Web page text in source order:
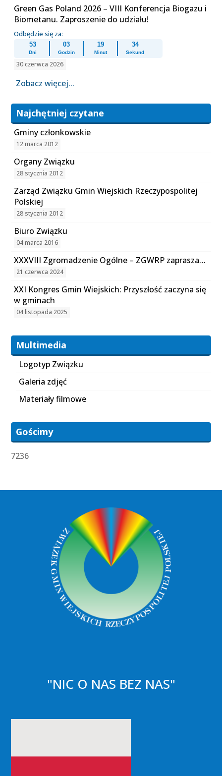
Green Gas Poland 2026 – VIII Konferencja Biogazu i
Biometanu. Zaproszenie do udziału!
Odbędzie się za:
53
Dni
03
Godzin
19
Minut
33
Sekund
30 czerwca 2026
Zobacz więcej...
Najchętniej czytane
Gminy członkowskie
12 marca 2012
Organy Związku
28 stycznia 2012
Zarząd Związku Gmin Wiejskich Rzeczypospolitej
Polskiej
28 stycznia 2012
Biuro Związku
04 marca 2016
XXXVIII Zgromadzenie Ogólne – ZGWRP zaprasza…
21 czerwca 2024
XXI Kongres Gmin Wiejskich: Przyszłość zaczyna się
w gminach
04 listopada 2025
Multimedia
Logotyp Związku
Galeria zdjęć
Materiały filmowe
Gościmy
7236
"NIC O NAS BEZ NAS"